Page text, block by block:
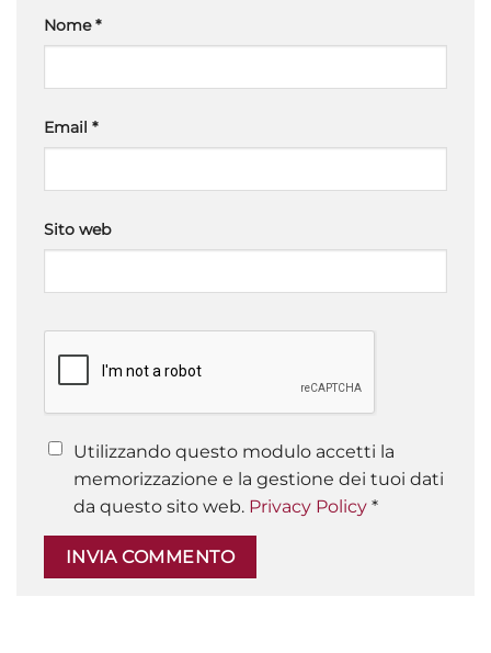
Nome*
Email *
Sito web
Utilizzando questo modulo accetti la
memorizzazione e la gestione dei tuoi dati
da questo sito web. Privacy Policy *